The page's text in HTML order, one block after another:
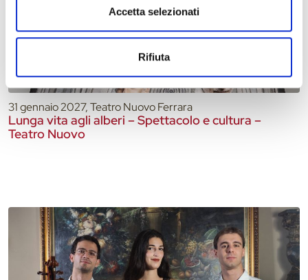
Accetta selezionati
Rifiuta
31 gennaio 2027, Teatro Nuovo Ferrara
Lunga vita agli alberi – Spettacolo e cultura –
Teatro Nuovo